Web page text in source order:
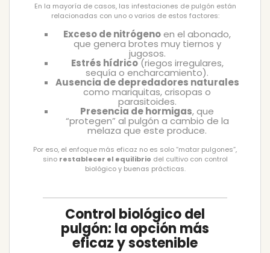
En la mayoría de casos, las infestaciones de pulgón están
relacionadas con uno o varios de estos factores:
Exceso de nitrógenoen el abonado,
que genera brotes muy tiernos y
jugosos.
Estrés hídrico(riegos irregulares,
sequía o encharcamiento).
Ausencia de depredadores naturales
como mariquitas, crisopas o
parasitoides.
Presencia de hormigas, que
“protegen” al pulgón a cambio de la
melaza que este produce.
Por eso, el enfoque más eficaz no es solo “matar pulgones”,
sino restablecer el equilibrio del cultivo con control
biológico y buenas prácticas.
Control biológico del
pulgón: la opción más
eficaz y sostenible